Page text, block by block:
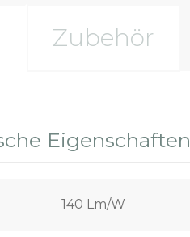
Zubehör
Eigenschaften
140 Lm/W